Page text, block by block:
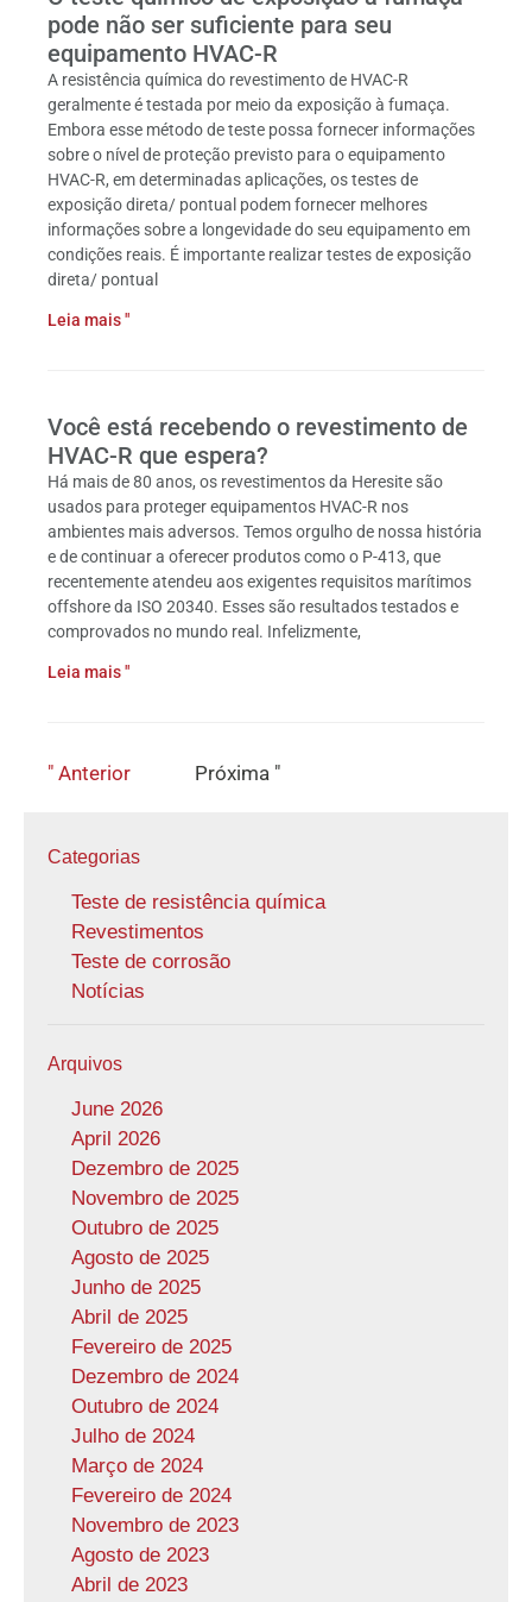
pode não ser suficiente para seu
equipamento HVAC-R
A resistência química do revestimento de HVAC-R
geralmente é testada por meio da exposição à fumaça.
Embora esse método de teste possa fornecer informações
sobre o nível de proteção previsto para o equipamento
HVAC-R, em determinadas aplicações, os testes de
exposição direta/ pontual podem fornecer melhores
informações sobre a longevidade do seu equipamento em
condições reais. É importante realizar testes de exposição
direta/ pontual
Leia mais "
Você está recebendo o revestimento de
HVAC-R que espera?
Há mais de 80 anos, os revestimentos da Heresite são
usados para proteger equipamentos HVAC-R nos
ambientes mais adversos. Temos orgulho de nossa história
e de continuar a oferecer produtos como o P-413, que
recentemente atendeu aos exigentes requisitos marítimos
offshore da ISO 20340. Esses são resultados testados e
comprovados no mundo real. Infelizmente,
Leia mais "
" Anterior Próxima "
Categorias
Teste de resistência química
Revestimentos
Teste de corrosão
Notícias
Arquivos
June 2026
April 2026
Dezembro de 2025
Novembro de 2025
Outubro de 2025
Agosto de 2025
Junho de 2025
Abril de 2025
Fevereiro de 2025
Dezembro de 2024
Outubro de 2024
Julho de 2024
Março de 2024
Fevereiro de 2024
Novembro de 2023
Agosto de 2023
Abril de 2023